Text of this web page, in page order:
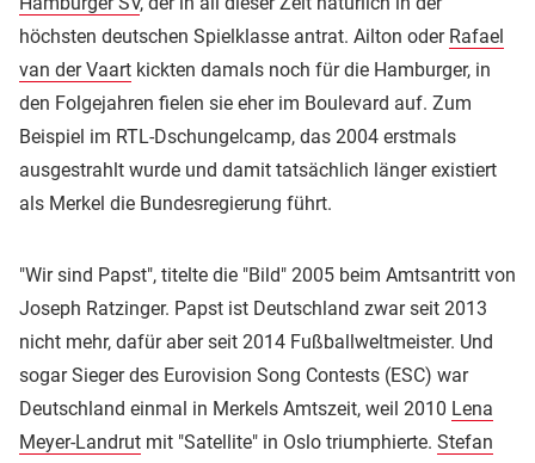
höchsten deutschen Spielklasse antrat. Ailton oder Rafael
van der Vaart kickten damals noch für die Hamburger, in
den Folgejahren fielen sie eher im Boulevard auf. Zum
Beispiel im RTL-Dschungelcamp, das 2004 erstmals
ausgestrahlt wurde und damit tatsächlich länger existiert
als Merkel die Bundesregierung führt.
"Wir sind Papst", titelte die "Bild" 2005 beim Amtsantritt von
Joseph Ratzinger. Papst ist Deutschland zwar seit 2013
nicht mehr, dafür aber seit 2014 Fußballweltmeister. Und
sogar Sieger des Eurovision Song Contests (ESC) war
Deutschland einmal in Merkels Amtszeit, weil 2010 Lena
Meyer-Landrut mit "Satellite" in Oslo triumphierte. Stefan